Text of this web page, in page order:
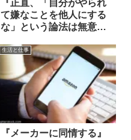
『正直、「自分がやられ
て嫌なことを他人にする
な」という論法は無意
生活と仕事
『メーカーに同情する』